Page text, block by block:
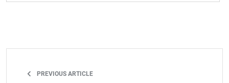
PREVIOUS ARTICLE